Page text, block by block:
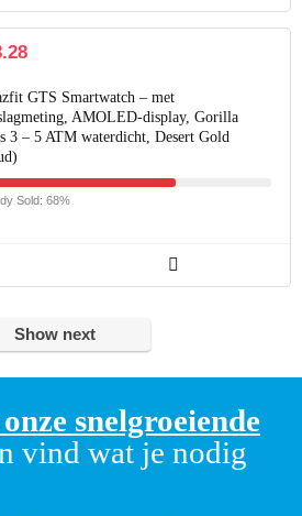
GTS Smartwatch – met
AMOLED-display, Gorilla
3 – 5 ATM waterdicht, Desert Gold
Sold: 68%
Show next
snelgroeiende
vind wat je nodig